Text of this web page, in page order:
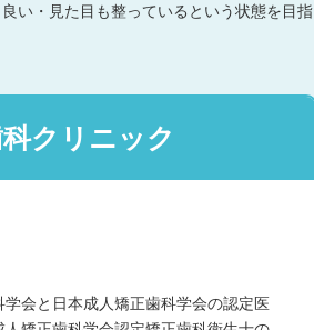
い・見た目も整っているという状態を目指
クリニック
会と日本成人矯正歯科学会の認定医